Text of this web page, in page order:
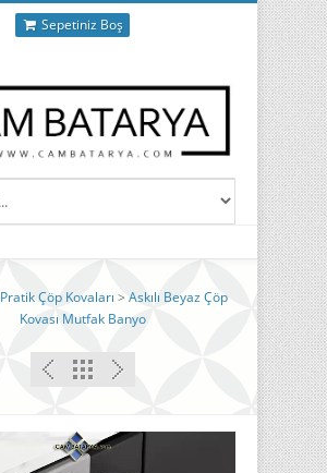
Sepetiniz Boş
Pratik Çöp Kovaları > Askılı Beyaz Çöp
Kovası Mutfak Banyo